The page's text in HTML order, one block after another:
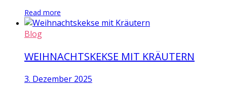
Read more
Blog
WEIHNACHTSKEKSE MIT KRÄUTERN
3. Dezember 2025